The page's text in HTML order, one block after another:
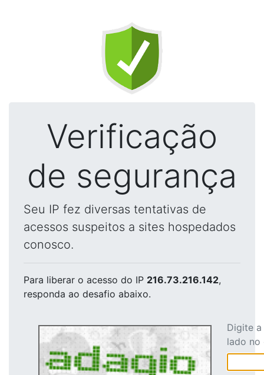
Verificação
de segurança
Seu IP fez diversas tentativas de
acessos suspeitos a sites hospedados
conosco.
Para liberar o acesso do IP 216.73.216.142,
responda ao desafio abaixo.
Digite
lado no